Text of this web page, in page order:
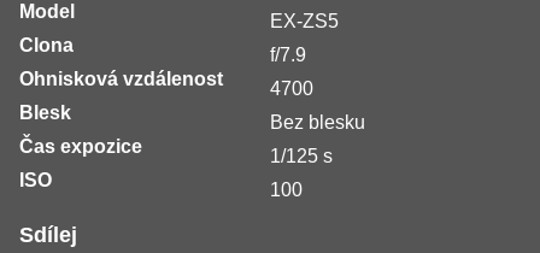
Model
EX-ZS5
Clona
f/7.9
Ohnisková vzdálenost
4700
Blesk
Bez blesku
Čas expozice
1/125 s
ISO
100
Sdílej